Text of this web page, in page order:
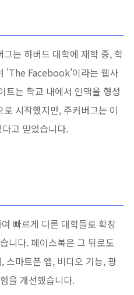
는 하버드 대학에 재학 중, 학
'The Facebook'이라는 웹사
트는 학교 내에서 인맥을 형성
시작했지만, 주커버그는 이
고 믿었습니다.
빠르게 다른 대학들로 확장
니다. 페이스북은 그 뒤로도
스마트폰 앱, 비디오 기능, 광
을 개선했습니다.